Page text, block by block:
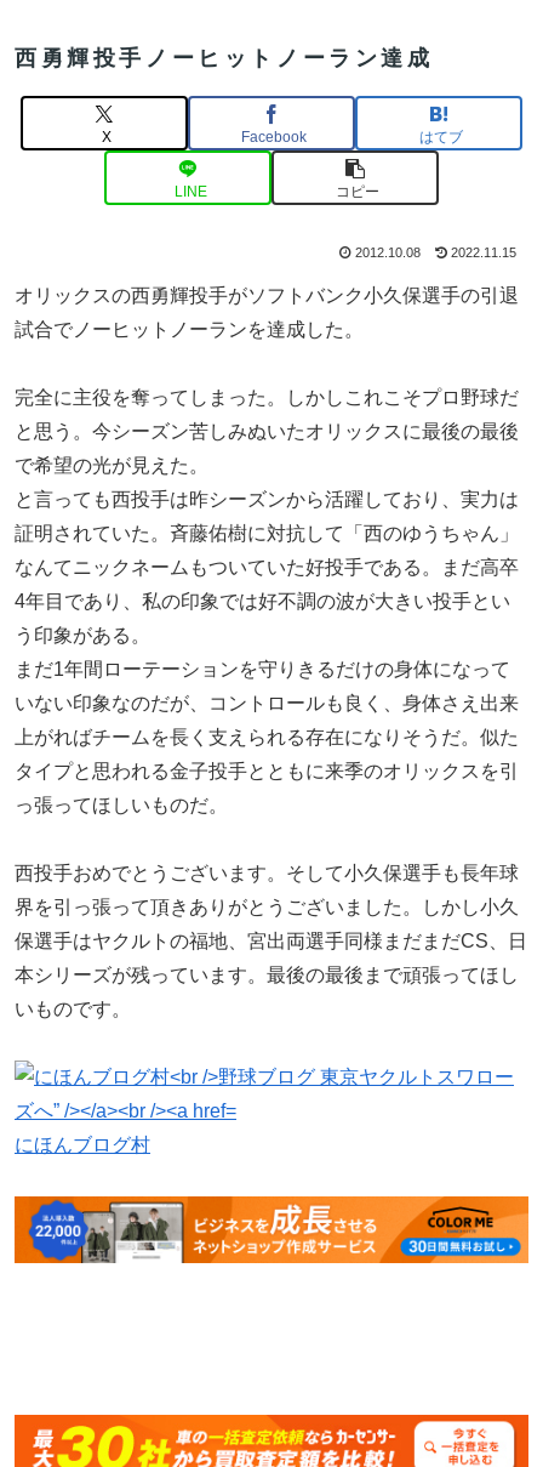
西勇輝投手ノーヒットノーラン達成
X Facebook はてブ
LINE コピー
2012.10.08 2022.11.15
オリックスの西勇輝投手がソフトバンク小久保選手の引退
試合でノーヒットノーランを達成した。
完全に主役を奪ってしまった。しかしこれこそプロ野球だ
と思う。今シーズン苦しみぬいたオリックスに最後の最後
で希望の光が見えた。
と言っても西投手は昨シーズンから活躍しており、実力は
証明されていた。斉藤佑樹に対抗して「西のゆうちゃん」
なんてニックネームもついていた好投手である。まだ高卒
4年目であり、私の印象では好不調の波が大きい投手とい
う印象がある。
まだ1年間ローテーションを守りきるだけの身体になって
いない印象なのだが、コントロールも良く、身体さえ出来
上がればチームを長く支えられる存在になりそうだ。似た
タイプと思われる金子投手とともに来季のオリックスを引
っ張ってほしいものだ。
西投手おめでとうございます。そして小久保選手も長年球
界を引っ張って頂きありがとうございました。しかし小久
保選手はヤクルトの福地、宮出両選手同様まだまだCS、日
本シリーズが残っています。最後の最後まで頑張ってほし
いものです。
にほんブログ村